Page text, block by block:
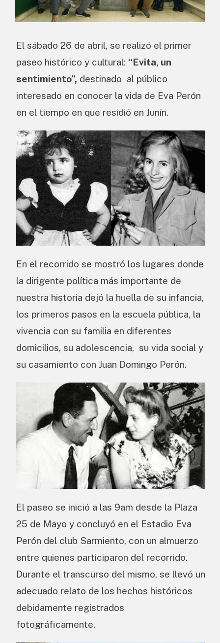
El sábado 26 de abril, se realizó el primer
paseo histórico y cultural: “Evita, un
sentimiento”, destinado al público
interesado en conocer la vida de Eva Perón
en el tiempo en que residió en Junín.
En el recorrido se mostró los lugares donde
la dirigente política más importante de
nuestra historia dejó la huella de su infancia,
los primeros pasos en la escuela pública, la
vivencia con su familia en diferentes
domicilios, su adolescencia, su vida social y
su casamiento con Juan Domingo Perón.
El paseo se inició a las 9am desde la Plaza
25 de Mayo y concluyó en el Estadio Eva
Perón del club Sarmiento, con un almuerzo
entre quienes participaron del recorrido.
Durante el transcurso del mismo, se llevó un
adecuado relato de los hechos históricos
debidamente registrados
fotográficamente.